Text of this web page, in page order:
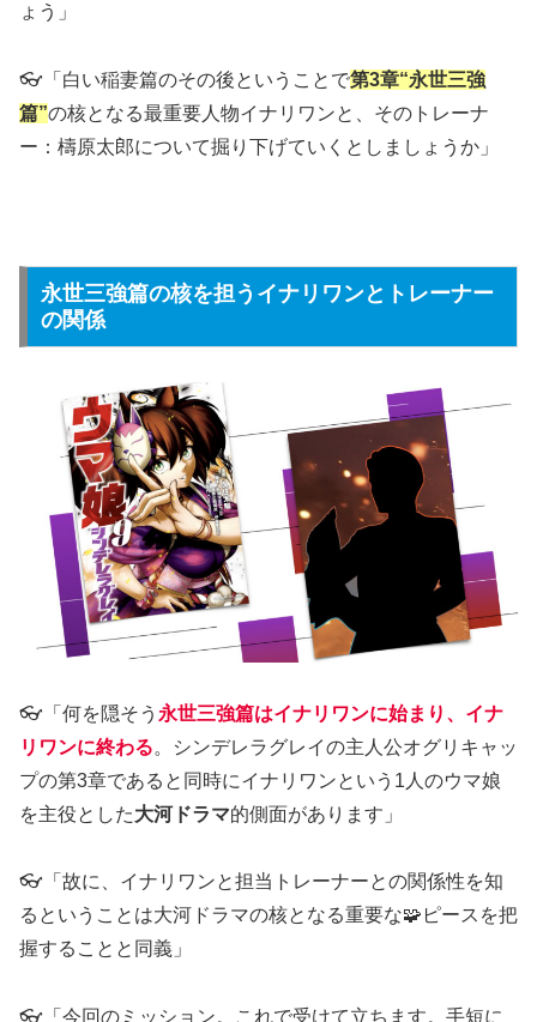
ょう」
👓「白い稲妻篇のその後ということで第3章“永世三強
篇”の核となる最重要人物イナリワンと、そのトレーナ
ー：檮原太郎について掘り下げていくとしましょうか」
永世三強篇の核を担うイナリワンとトレーナー
の関係
👓「何を隠そう 永世三強篇はイナリワンに始まり、イナ
リワンに終わる。シンデレラグレイの主人公オグリキャッ
プの第3章であると同時にイナリワンという1人のウマ娘
を主役とした大河ドラマ的側面があります」
👓「故に、イナリワンと担当トレーナーとの関係性を知
るということは大河ドラマの核となる重要な🧩ピースを把
握することと同義」
👓「今回のミッション。これで受けて立ちます。手短に